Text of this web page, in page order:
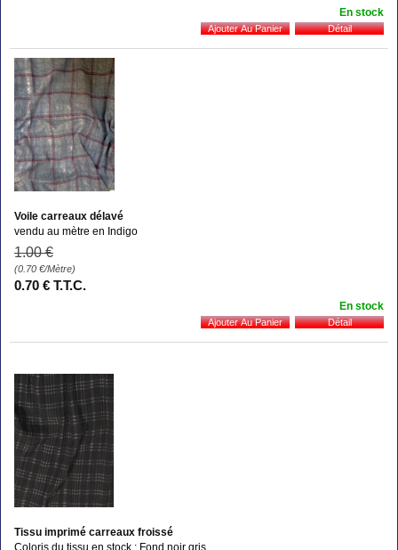
En stock
Voile carreaux délavé
vendu au mètre en Indigo
1.00 €
(0.70 €/Mètre)
0.70 € T.T.C.
En stock
Tissu imprimé carreaux froissé
Coloris du tissu en stock : Fond noir gris